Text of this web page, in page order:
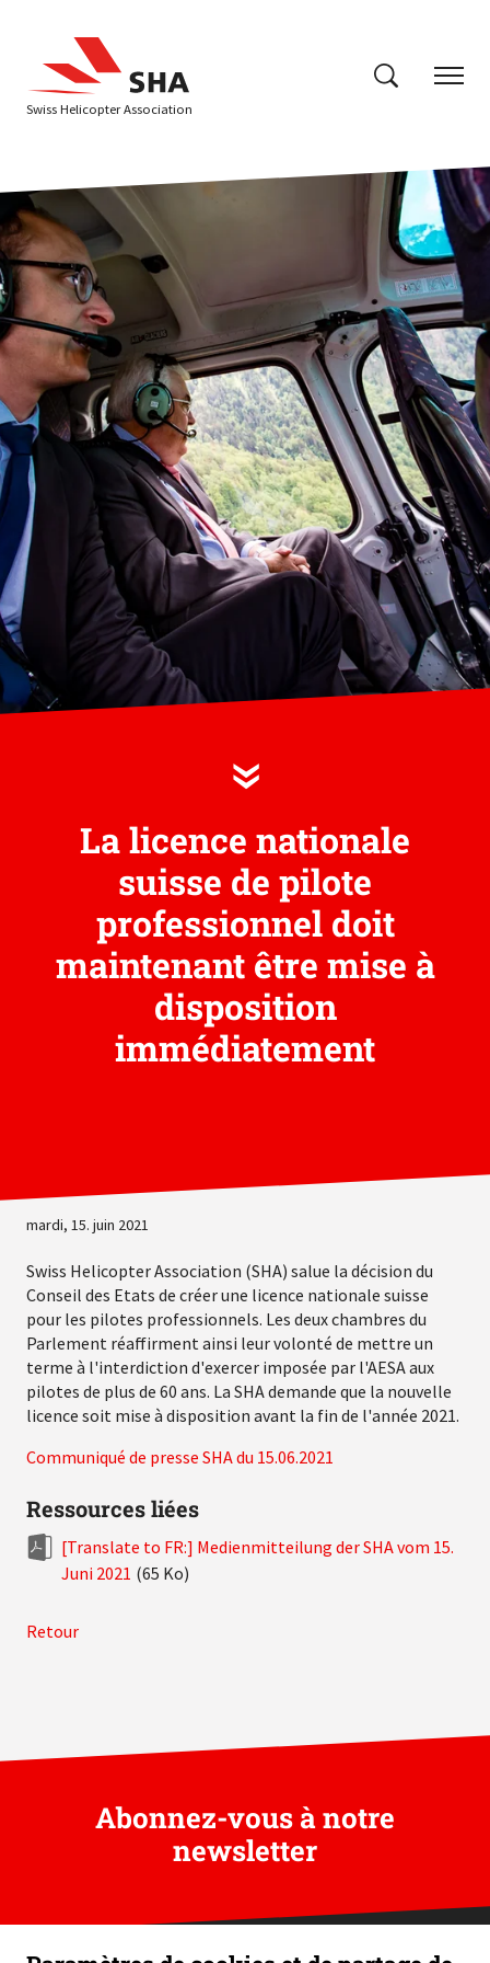
Swiss Helicopter Association
»
La licence nationale
suisse de pilote
professionnel doit
maintenant être mise à
disposition
immédiatement
mardi, 15. juin 2021
Swiss Helicopter Association (SHA) salue la décision du
Conseil des Etats de créer une licence nationale suisse
pour les pilotes professionnels. Les deux chambres du
Parlement réaffirment ainsi leur volonté de mettre un
terme à l'interdiction d'exercer imposée par l'AESA aux
pilotes de plus de 60 ans. La SHA demande que la nouvelle
licence soit mise à disposition avant la fin de l'année 2021.
Communiqué de presse SHA du 15.06.2021
Ressources liées
[Translate to FR:] Medienmitteilung der SHA vom 15.
Juni 2021 (65 Ko)
Retour
Abonnez-vous à notre
newsletter